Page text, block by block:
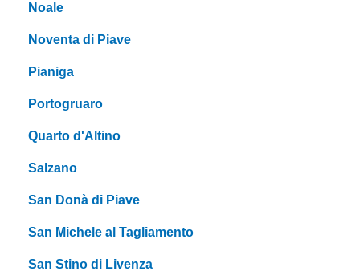
Noale
Noventa di Piave
Pianiga
Portogruaro
Quarto d'Altino
Salzano
San Donà di Piave
San Michele al Tagliamento
San Stino di Livenza